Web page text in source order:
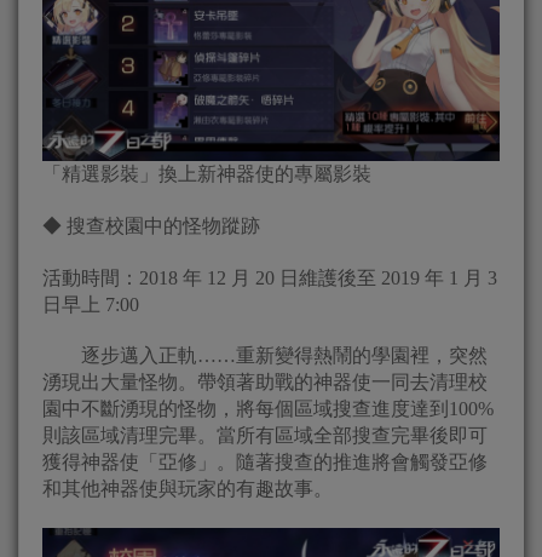
「精選影裝」換上新神器使的專屬影裝
◆ 搜查校園中的怪物蹤跡
活動時間：2018 年 12 月 20 日維護後至 2019 年 1 月 3
日早上 7:00
逐步邁入正軌……重新變得熱鬧的學園裡，突然
湧現出大量怪物。帶領著助戰的神器使一同去清理校
園中不斷湧現的怪物，將每個區域搜查進度達到100%
則該區域清理完畢。當所有區域全部搜查完畢後即可
獲得神器使「亞修」。隨著搜查的推進將會觸發亞修
和其他神器使與玩家的有趣故事。